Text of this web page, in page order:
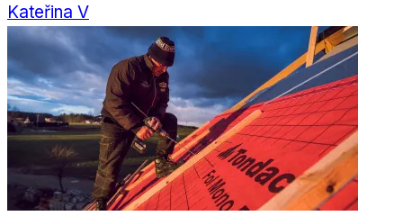
Kateřina V